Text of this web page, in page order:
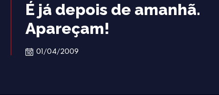
É já depois de amanhã.
Apareçam!
01/04/2009